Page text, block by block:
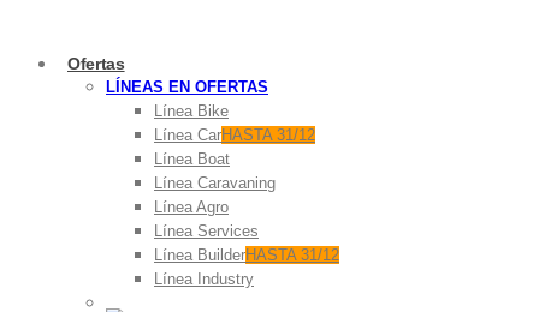
Ofertas
LÍNEAS EN OFERTAS
Línea Bike
Línea CarHASTA 31/12
Línea Boat
Línea Caravaning
Línea Agro
Línea Services
Línea BuilderHASTA 31/12
Línea Industry